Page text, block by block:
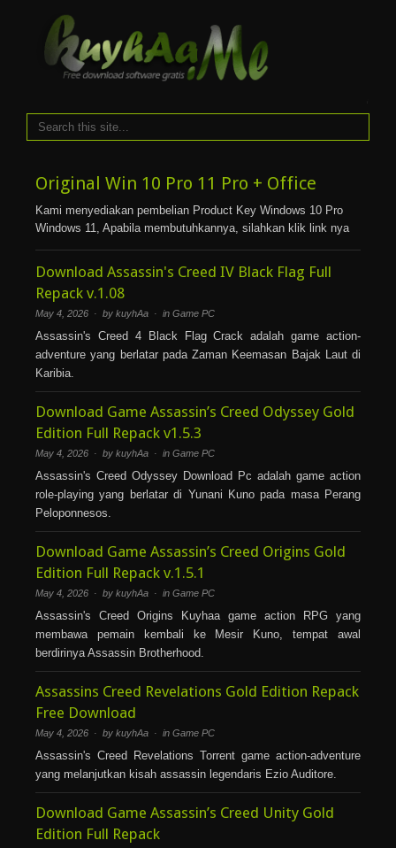
Original Win 10 Pro 11 Pro + Office
Kami menyediakan pembelian Product Key Windows 10 Pro
Windows 11, Apabila membutuhkannya, silahkan klik link nya
Download Assassin's Creed IV Black Flag Full
Repack v.1.08
May 4, 2026 · by kuyhAa · in Game PC
Assassin's Creed 4 Black Flag Crack adalah game action-
adventure yang berlatar pada Zaman Keemasan Bajak Laut di
Karibia.
Download Game Assassin’s Creed Odyssey Gold
Edition Full Repack v1.5.3
May 4, 2026 · by kuyhAa · in Game PC
Assassin's Creed Odyssey Download Pc adalah game action
role-playing yang berlatar di Yunani Kuno pada masa Perang
Peloponnesos.
Download Game Assassin’s Creed Origins Gold
Edition Full Repack v.1.5.1
May 4, 2026 · by kuyhAa · in Game PC
Assassin's Creed Origins Kuyhaa game action RPG yang
membawa pemain kembali ke Mesir Kuno, tempat awal
berdirinya Assassin Brotherhood.
Assassins Creed Revelations Gold Edition Repack
Free Download
May 4, 2026 · by kuyhAa · in Game PC
Assassin's Creed Revelations Torrent game action-adventure
yang melanjutkan kisah assassin legendaris Ezio Auditore.
Download Game Assassin’s Creed Unity Gold
Edition Full Repack